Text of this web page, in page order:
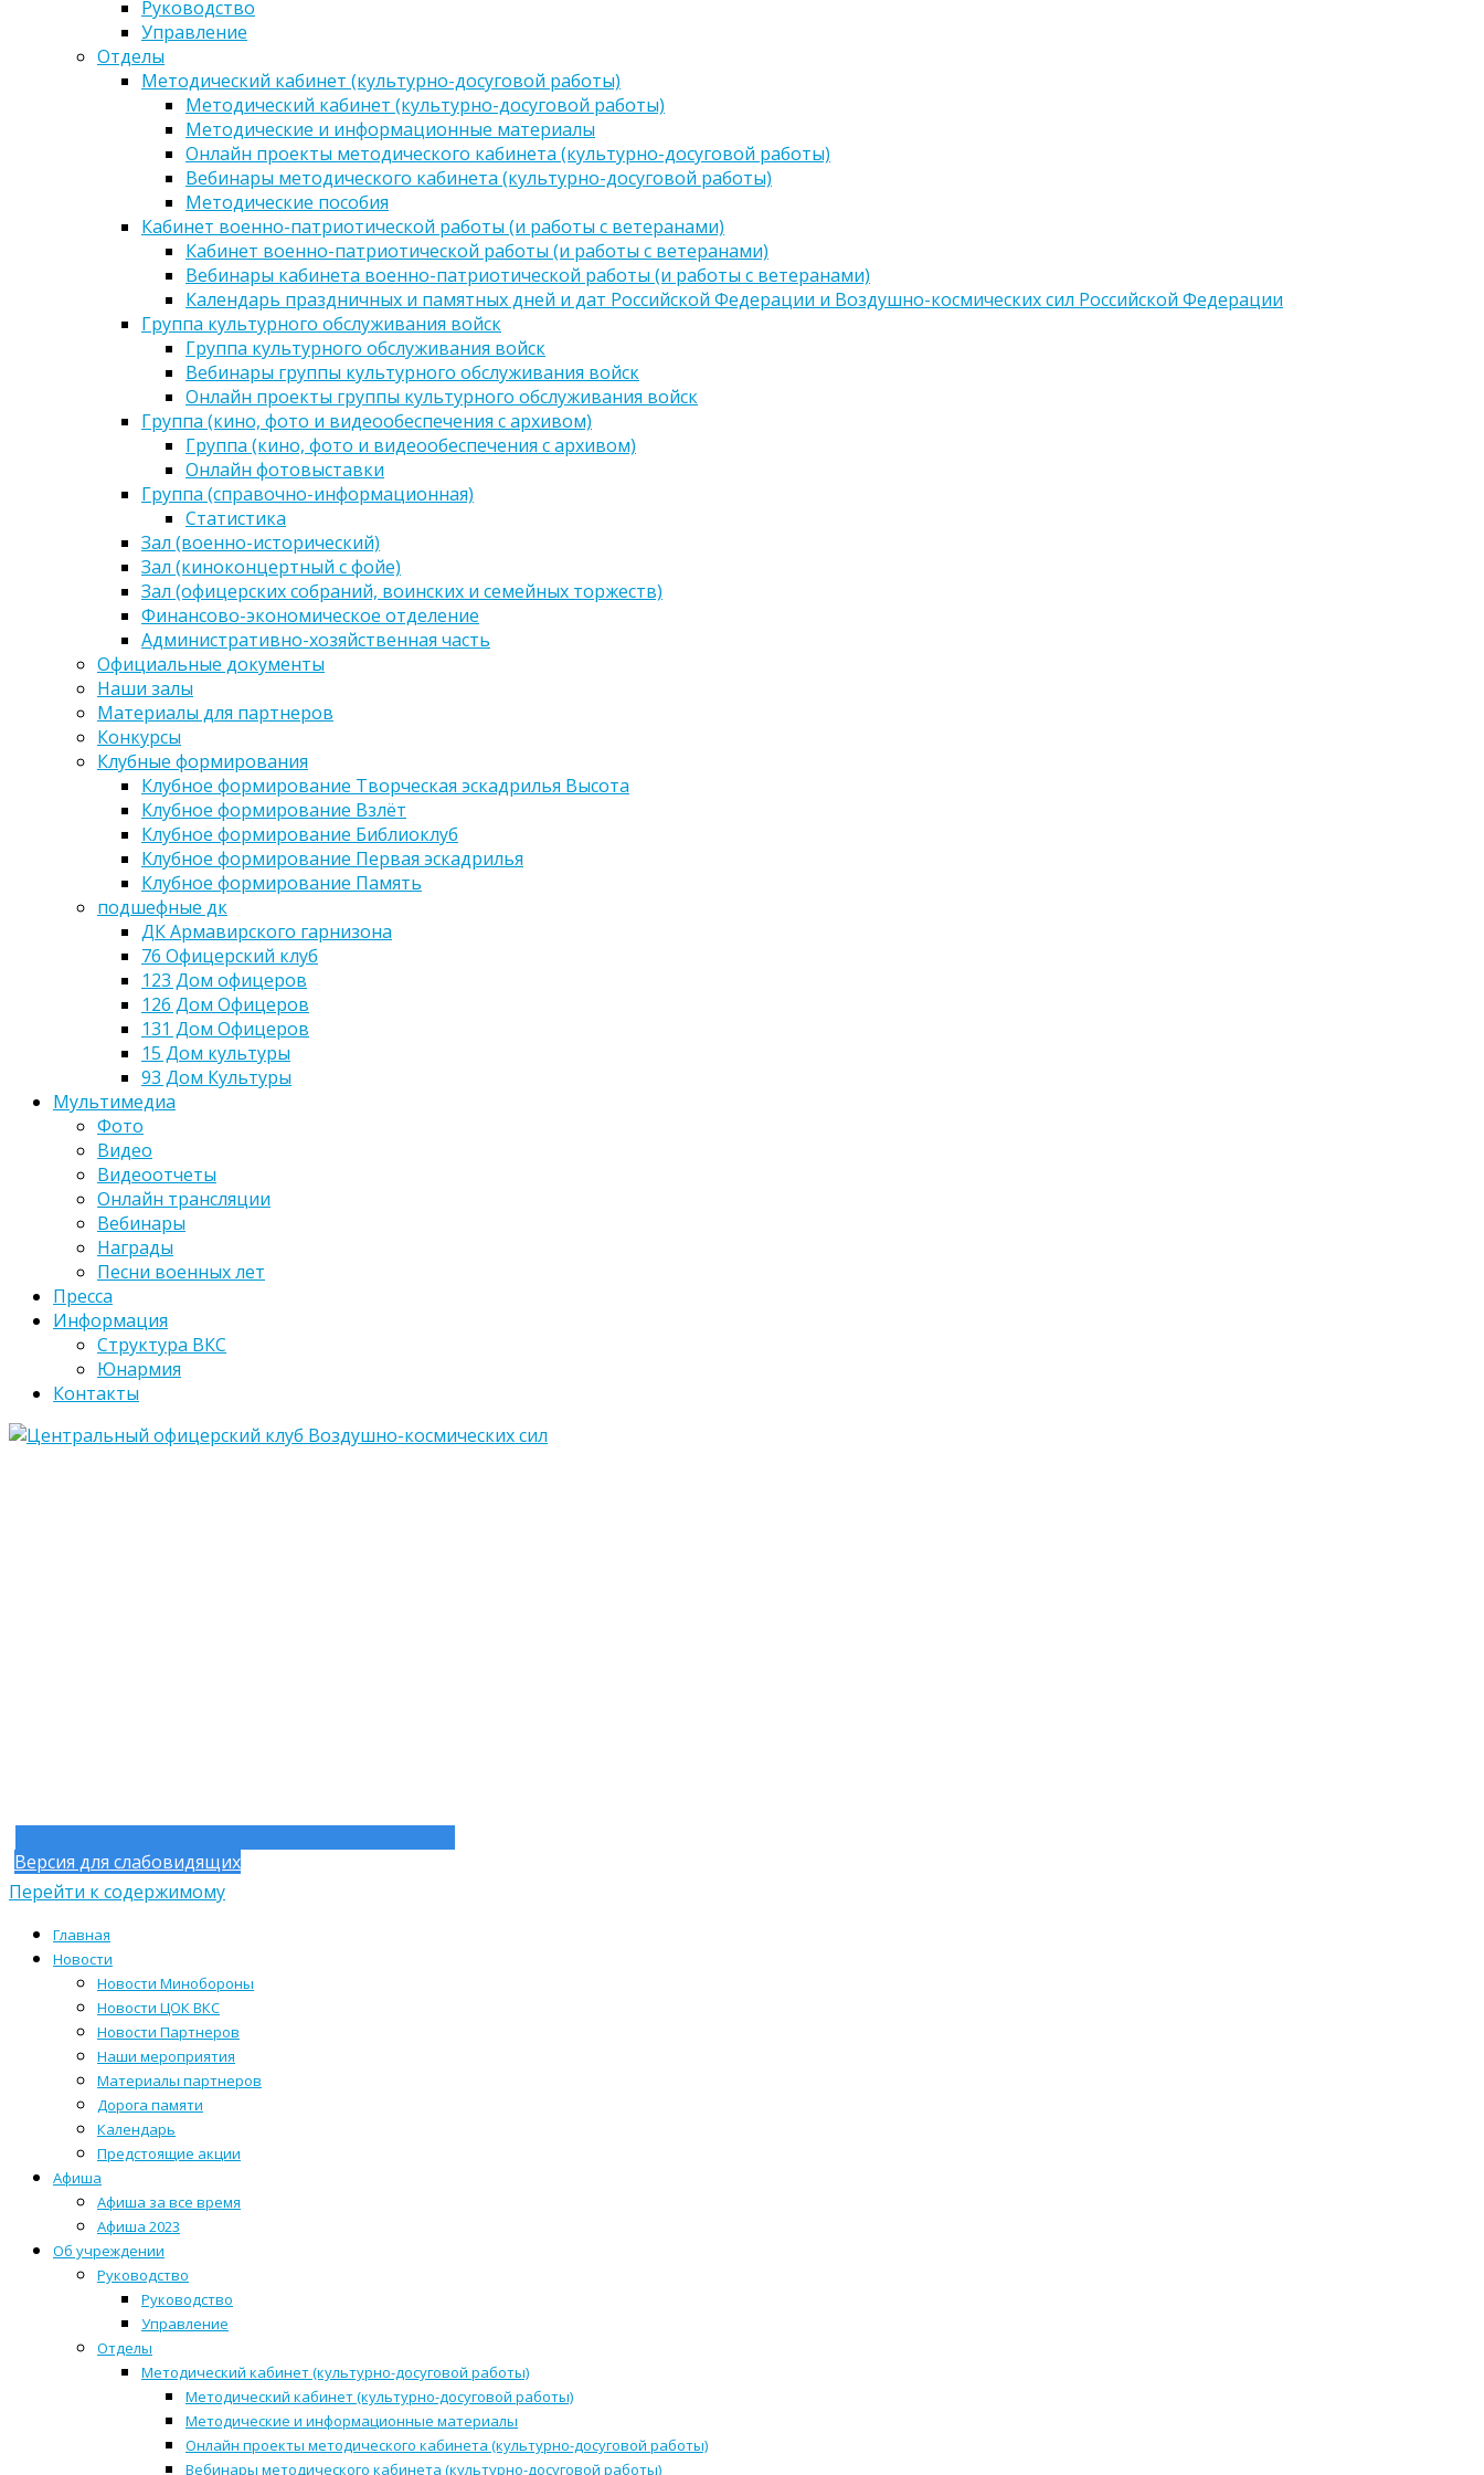
Руководство
Управление
Отделы
Методический кабинет (культурно-досуговой работы)
Методический кабинет (культурно-досуговой работы)
Методические и информационные материалы
Онлайн проекты методического кабинета (культурно-досуговой работы)
Вебинары методического кабинета (культурно-досуговой работы)
Методические пособия
Кабинет военно-патриотической работы (и работы с ветеранами)
Кабинет военно-патриотической работы (и работы с ветеранами)
Вебинары кабинета военно-патриотической работы (и работы с ветеранами)
Календарь праздничных и памятных дней и дат Российской Федерации и Воздушно-космических сил Российской Федерации
Группа культурного обслуживания войск
Группа культурного обслуживания войск
Вебинары группы культурного обслуживания войск
Онлайн проекты группы культурного обслуживания войск
Группа (кино, фото и видеообеспечения с архивом)
Группа (кино, фото и видеообеспечения с архивом)
Онлайн фотовыставки
Группа (справочно-информационная)
Статистика
Зал (военно-исторический)
Зал (киноконцертный с фойе)
Зал (офицерских собраний, воинских и семейных торжеств)
Финансово-экономическое отделение
Административно-хозяйственная часть
Официальные документы
Наши залы
Материалы для партнеров
Конкурсы
Клубные формирования
Клубное формирование Творческая эскадрилья Высота
Клубное формирование Взлёт
Клубное формирование Библиоклуб
Клубное формирование Первая эскадрилья
Клубное формирование Память
подшефные дк
ДК Армавирского гарнизона
76 Офицерский клуб
123 Дом офицеров
126 Дом Офицеров
131 Дом Офицеров
15 Дом культуры
93 Дом Культуры
Мультимедиа
Фото
Видео
Видеоотчеты
Онлайн трансляции
Вебинары
Награды
Песни военных лет
Пресса
Информация
Структура ВКС
Юнармия
Контакты
Версия для слабовидящих
Перейти к содержимому
Главная
Новости
Новости Минобороны
Новости ЦОК ВКС
Новости Партнеров
Наши мероприятия
Материалы партнеров
Дорога памяти
Календарь
Предстоящие акции
Афиша
Афиша за все время
Афиша 2023
Об учреждении
Руководство
Руководство
Управление
Отделы
Методический кабинет (культурно-досуговой работы)
Методический кабинет (культурно-досуговой работы)
Методические и информационные материалы
Онлайн проекты методического кабинета (культурно-досуговой работы)
Вебинары методического кабинета (культурно-досуговой работы)